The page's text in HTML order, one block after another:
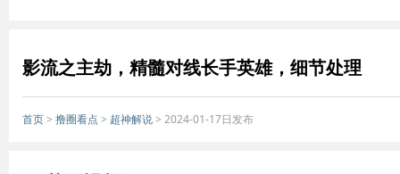
影流之主劫，精髓对线长手英雄，细节处理
首页> 撸圈看点 > 超神解说> 2024-01-17日发布